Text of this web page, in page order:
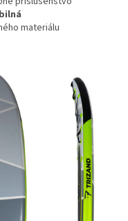
materiálu